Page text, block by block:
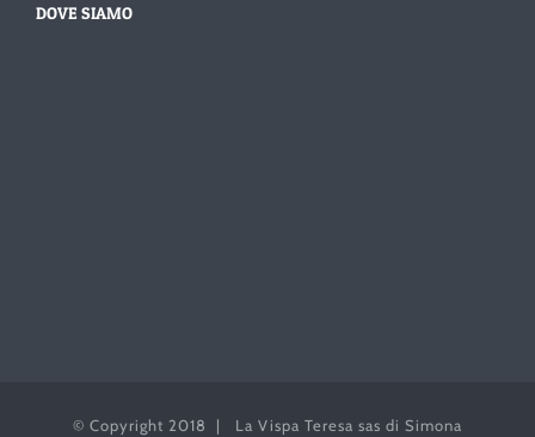
DOVE SIAMO
© Copyright 2018 | La Vispa Teresa sas di Simona